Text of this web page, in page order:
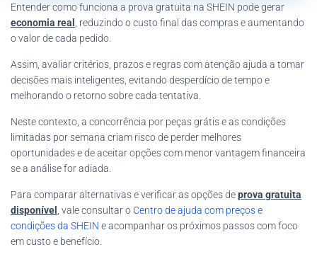
Entender como funciona a prova gratuita na SHEIN pode gerar
economia real
, reduzindo o custo final das compras e aumentando
o valor de cada pedido.
Assim, avaliar critérios, prazos e regras com atenção ajuda a tomar
decisões mais inteligentes, evitando desperdício de tempo e
melhorando o retorno sobre cada tentativa.
Neste contexto, a concorrência por peças grátis e as condições
limitadas por semana criam risco de perder melhores
oportunidades e de aceitar opções com menor vantagem financeira
se a análise for adiada.
Para comparar alternativas e verificar as opções deprova gratuita
disponível
, vale consultar o Centro de ajuda com preços e
condições da SHEIN e acompanhar os próximos passos com foco
em custo e benefício.